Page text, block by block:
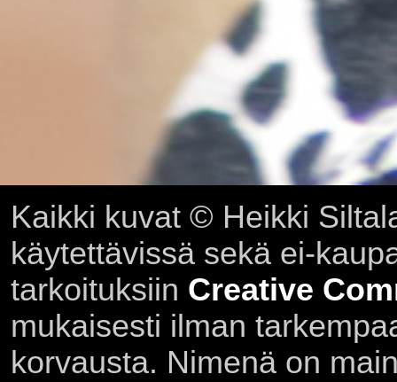
Kaikki kuvat © Heikki
käytettävissä sekä ei-
tarkoituksiin Creative
mukaisesti ilman
korvausta. Nimenä on